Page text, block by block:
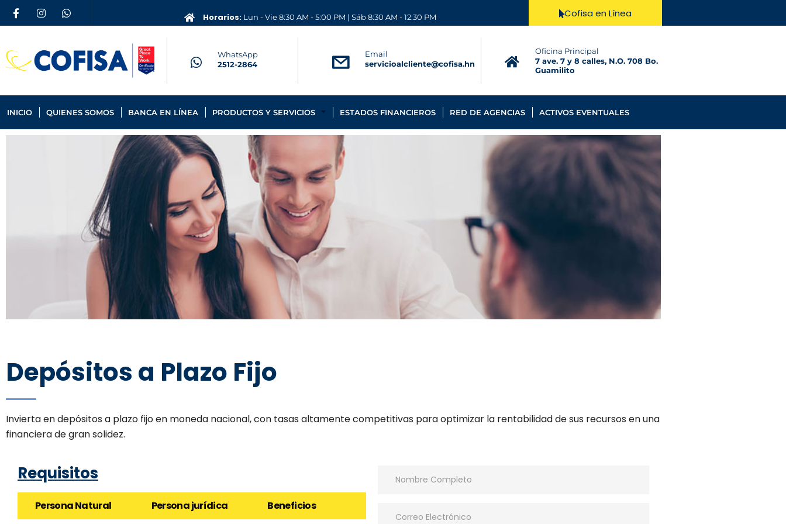
Horarios: Lun - Vie 8:30 AM - 5:00 PM | Sáb 8:30 AM - 12:30 PM Cofisa en Línea
WhatsApp
2512-2864
Email
servicioalcliente@cofisa.hn
Oficina Principal
7 ave. 7 y 8 calles, N.O. 708 Bo.
Guamilito
INICIO QUIENES SOMOS BANCA EN LÍNEA PRODUCTOS Y SERVICIOS ESTADOS FINANCIEROS RED DE AGENCIAS ACTIVOS EVENTUALES
Depósitos a Plazo Fijo
Invierta en depósitos a plazo fijo en moneda nacional, con tasas altamente competitivas para optimizar la rentabilidad de sus recursos en una
financiera de gran solidez.
Requisitos
Persona Natural Persona jurídica Beneficios